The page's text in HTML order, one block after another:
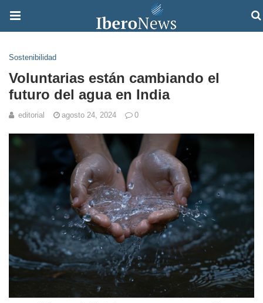
Sostenibilidad
Voluntarias están cambiando el
futuro del agua en India
editorial agosto 24, 2024 0